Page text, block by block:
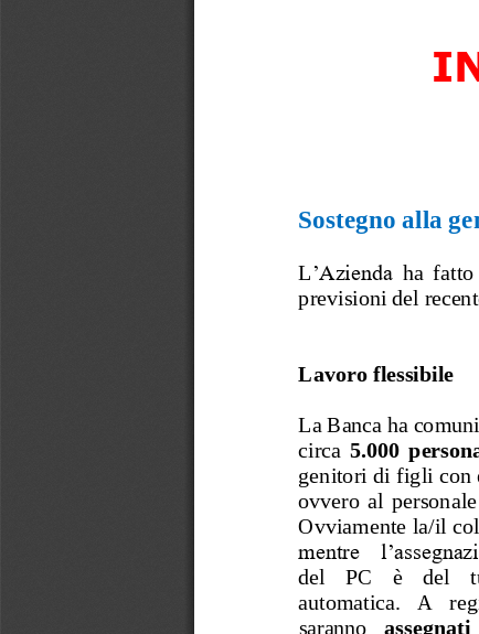
Sostegno alla
L’Azienda ha
previsioni del
Lavoro flessibile
La Banca ha
circa 5.000
genitori di figli con
ovvero  al personale
Ovviamente la/il
mentre
del    PC    è    del
automatica.   A
saranno
assegnati